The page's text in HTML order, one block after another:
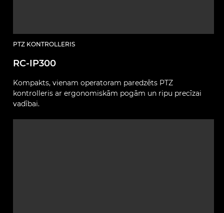
PTZ KONTROLLERIS
RC-IP300
Kompakts, vienam operatoram paredzēts PTZ
kontrolleris ar ergonomiskām pogām un ripu precīzai
vadībai.